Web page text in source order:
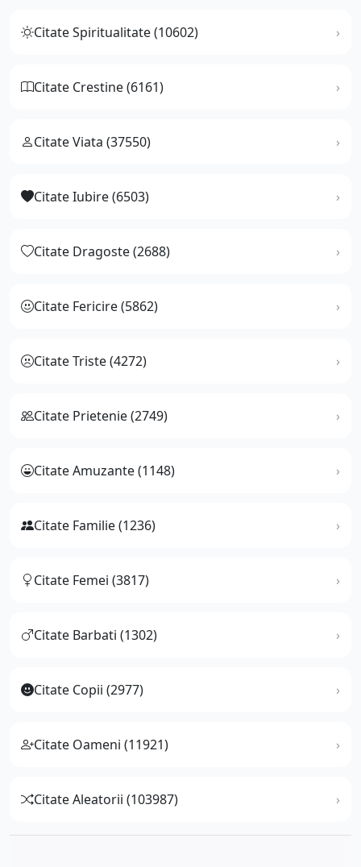
Citate Spiritualitate (10602)
Citate Crestine (6161)
Citate Viata (37550)
Citate Iubire (6503)
Citate Dragoste (2688)
Citate Fericire (5862)
Citate Triste (4272)
Citate Prietenie (2749)
Citate Amuzante (1148)
Citate Familie (1236)
Citate Femei (3817)
Citate Barbati (1302)
Citate Copii (2977)
Citate Oameni (11921)
Citate Aleatorii (103987)